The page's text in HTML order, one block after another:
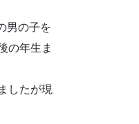
男の子を
の年生ま
したが現